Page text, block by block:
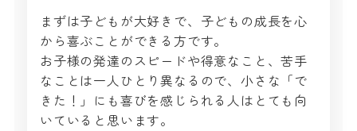
まずは子どもが大好きで、子どもの成長を心
から喜ぶことができる方です。
お子様の発達のスピードや得意なこと、苦手
なことは一人ひとり異なるので、小さな「で
きた！」にも喜びを感じられる人はとても向
いていると思います。